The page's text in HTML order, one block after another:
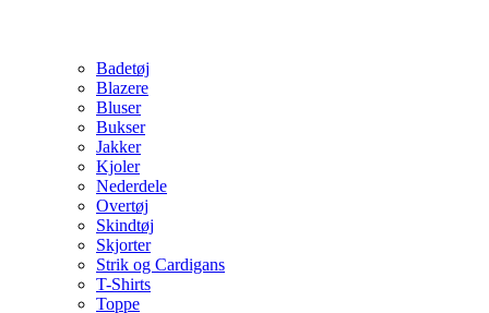
Badetøj
Blazere
Bluser
Bukser
Jakker
Kjoler
Nederdele
Overtøj
Skindtøj
Skjorter
Strik og Cardigans
T-Shirts
Toppe